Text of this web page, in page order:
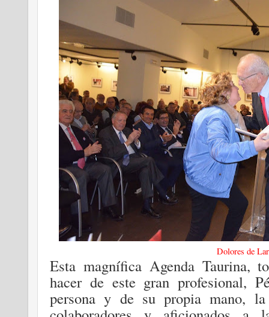
Dolores de
Esta magnífica Agenda Taurina,
hacer de este gran profesional,
persona y de su propia mano,